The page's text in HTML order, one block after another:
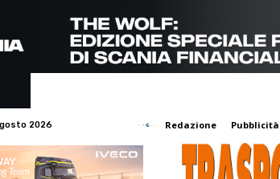
2026 Redazione Pubblicità